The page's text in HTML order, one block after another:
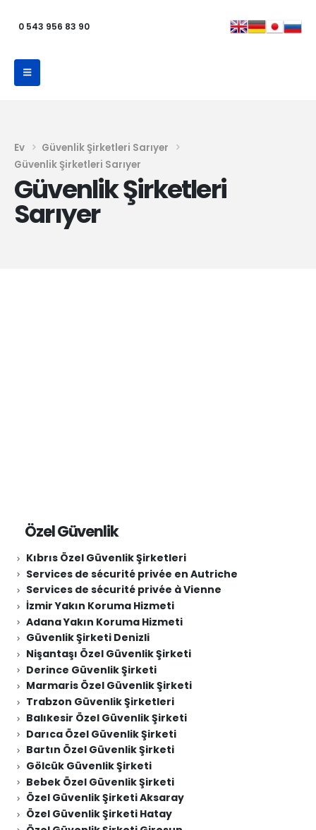
0 543 956 83 90
Ev
Güvenlik Şirketleri Sarıyer
Güvenlik Şirketleri Sarıyer
Güvenlik Şirketleri
Sarıyer
Özel Güvenlik
Kıbrıs Özel Güvenlik Şirketleri
Services de sécurité privée en Autriche
Services de sécurité privée à Vienne
İzmir Yakın Koruma Hizmeti
Adana Yakın Koruma Hizmeti
Güvenlik Şirketi Denizli
Nişantaşı Özel Güvenlik Şirketi
Derince Güvenlik Şirketi
Marmaris Özel Güvenlik Şirketi
Trabzon Güvenlik Şirketleri
Balıkesir Özel Güvenlik Şirketi
Darıca Özel Güvenlik Şirketi
Bartın Özel Güvenlik Şirketi
Gölcük Güvenlik Şirketi
Bebek Özel Güvenlik Şirketi
Özel Güvenlik Şirketi Aksaray
Özel Güvenlik Şirketi Hatay